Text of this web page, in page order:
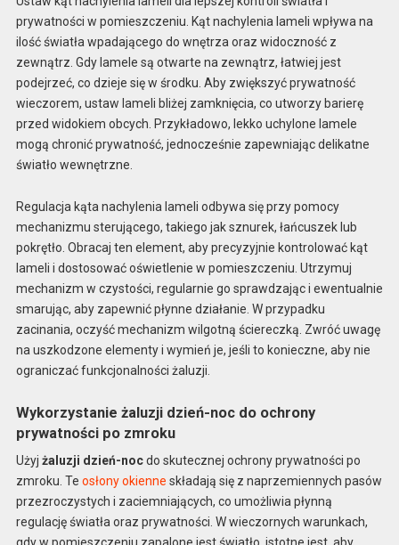
prywatności w pomieszczeniu. Kąt nachylenia lameli wpływa na
ilość światła wpadającego do wnętrza oraz widoczność z
zewnątrz. Gdy lamele są otwarte na zewnątrz, łatwiej jest
podejrzeć, co dzieje się w środku. Aby zwiększyć prywatność
wieczorem, ustaw lameli bliżej zamknięcia, co utworzy barierę
przed widokiem obcych. Przykładowo, lekko uchylone lamele
mogą chronić prywatność, jednocześnie zapewniając delikatne
światło wewnętrzne.
Regulacja kąta nachylenia lameli odbywa się przy pomocy
mechanizmu sterującego, takiego jak sznurek, łańcuszek lub
pokrętło. Obracaj ten element, aby precyzyjnie kontrolować kąt
lameli i dostosować oświetlenie w pomieszczeniu. Utrzymuj
mechanizm w czystości, regularnie go sprawdzając i ewentualnie
smarując, aby zapewnić płynne działanie. W przypadku
zacinania, oczyść mechanizm wilgotną ściereczką. Zwróć uwagę
na uszkodzone elementy i wymień je, jeśli to konieczne, aby nie
ograniczać funkcjonalności żaluzji.
Wykorzystanie żaluzji dzień-noc do ochrony
prywatności po zmroku
Użyj żaluzji dzień-nocdo skutecznej ochrony prywatności po
zmroku. Te osłony okienne składają się z naprzemiennych pasów
przezroczystych i zaciemniających, co umożliwia płynną
regulację światła oraz prywatności. W wieczornych warunkach,